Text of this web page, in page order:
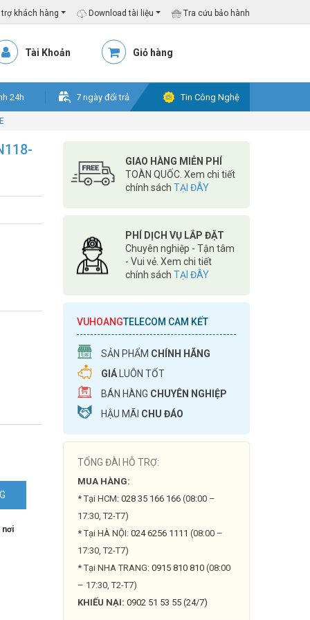
khách hàng Download tài liệu Tra cứu bảo hành
Tài Khoản Giỏ hàng
24h 7 ngày đổi trả Tin Công Nghệ
nơi
GIAO HÀNG MIỄN PHÍ
TOÀN QUỐC. Xem chi tiết
chính sách TẠI ĐÂY
PHÍ DỊCH VỤ LẮP ĐẶT
Chuyên nghiệp - Tận tâm
- Vui vẻ. Xem chi tiết
chính sách TẠI ĐÂY
VUHOANGTELECOM CAM KẾT
SẢN PHẨM CHÍNH HÃNG
GIÁ LUÔN TỐT
BÁN HÀNG CHUYÊN NGHIỆP
HẬU MÃI CHU ĐÁO
TỔNG ĐÀI HỖ TRỢ:
MUA HÀNG:
* Tại HCM: 028 35 166 166 (08:00 –
17:30, T2-T7)
* Tại HÀ NỘI: 024 6256 1111 (08:00 –
17:30, T2-T7)
* Tại NHA TRANG: 0915 810 810 (08:00
– 17:30, T2-T7)
KHIẾU NẠI: 0902 51 53 55 (24/7)